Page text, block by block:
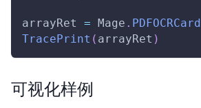
arrayRet = Mage . PDFOCRCard
TracePrint ( arrayRet )
可视化样例